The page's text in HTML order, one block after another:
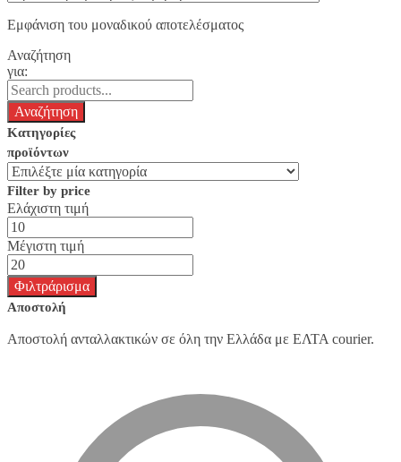
Εμφάνιση του μοναδικού αποτελέσματος
Αναζήτηση
για:
Κατηγορίες
προϊόντων
Filter by price
Ελάχιστη τιμή
Μέγιστη τιμή
Φιλτράρισμα
Αποστολή
Αποστολή ανταλλακτικών σε όλη την Ελλάδα με ΕΛΤΑ courier.